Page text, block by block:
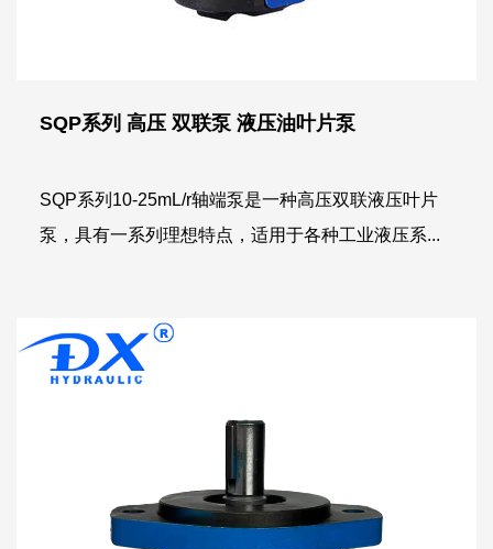
SQP系列 高压 双联泵 液压油叶片泵
SQP系列10-25mL/r轴端泵是一种高压双联液压叶片
泵，具有一系列理想特点，适用于各种工业液压系...